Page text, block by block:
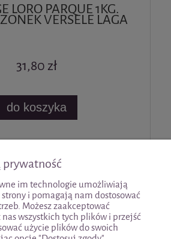
LORO PARQUE 1KG.
VERSELE LAGA
31,80 zł
do koszyka
« 1 2
Pomoc
prywatność
im technologie umożliwiają
i pomagają nam dostosować
Możesz zaakceptować
wszystkich tych plików i przejść
użycie plików do swoich